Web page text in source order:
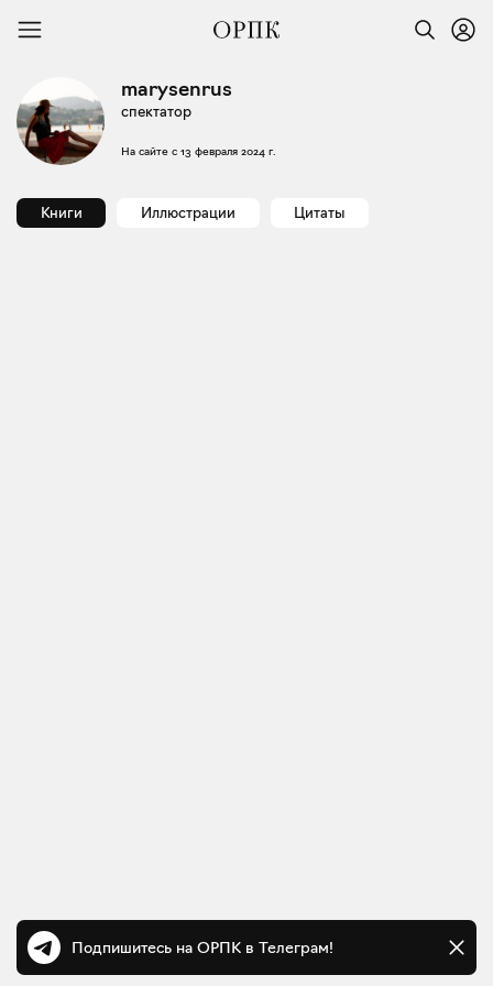
marysenrus
спектатор
На сайте с 13 февраля 2024 г.
Книги Иллюстрации Цитаты
Подпишитесь на ОРПК в Телеграм!